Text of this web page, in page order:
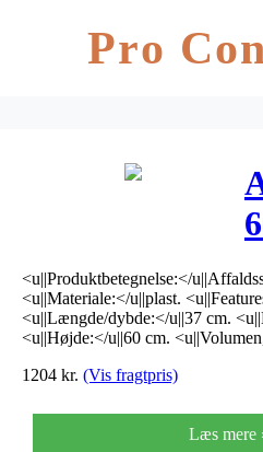
Pro
<u||Produktbetegnelse:</
<u||Materiale:</u||plast.
<u||Længde/dybde:</u||37 cm.
<u||Højde:</u||60 cm.
1204 kr. (Vis fragtpris)
Læs mere